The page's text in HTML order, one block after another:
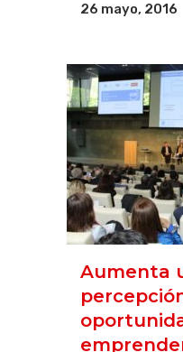
26 mayo, 2016
Aumenta